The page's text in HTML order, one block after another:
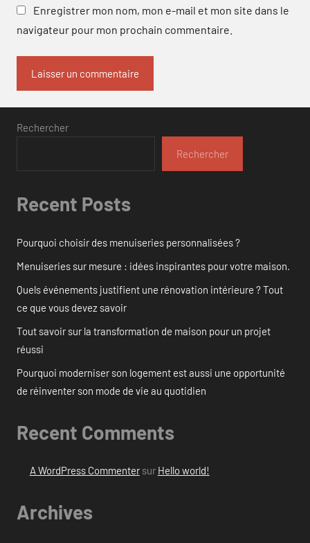
Enregistrer mon nom, mon e-mail et mon site dans le
navigateur pour mon prochain commentaire.
Rechercher
Rechercher
Recent Posts
Pourquoi choisir des menuiseries personnalisées ?
Menuiseries sur mesure : idées inspirantes pour votre maison.
Quels événements justifient une rénovation intérieure ? Tout
ce que vous devez savoir
Tout savoir sur la transformation de maison pour un projet
réussi
Pourquoi moderniser son logement est aussi une opportunité
de réinventer son mode de vie au quotidien
Recent Comments
A WordPress Commentersur Hello world!
Archives